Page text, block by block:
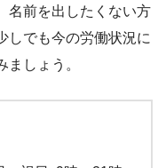
名前を出したくない方
しでも今の労働状況に
しょう。